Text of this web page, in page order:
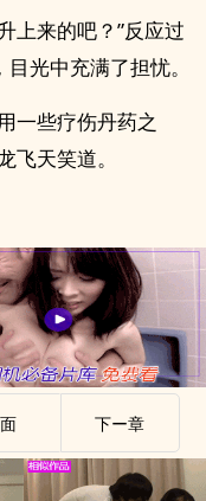
上来的吧？”反应过
光中充满了担忧。
一些疗伤丹药之
飞天笑道。
下ー章